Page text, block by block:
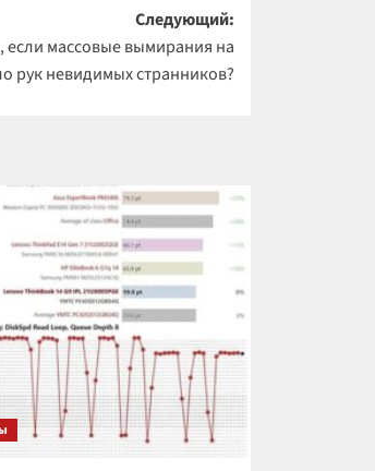
Следующий:
если массовые вымирания на
рук невидимых странников?